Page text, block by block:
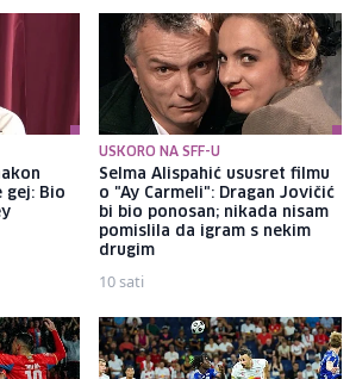
gej: Bio
USKORO NA SFF-U
Selma Alispahić ususret filmu
o "Ay Carmeli": Dragan Jovičić
bi bio ponosan; nikada nisam
pomislila da igram s nekim
drugim
10 sati